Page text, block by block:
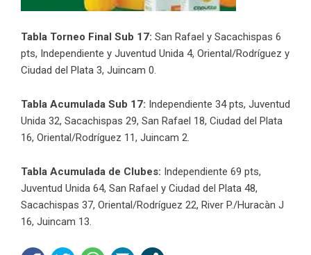
Tabla Torneo Final Sub 17: San Rafael y Sacachispas 6
pts, Independiente y Juventud Unida 4, Oriental/Rodríguez y
Ciudad del Plata 3, Juincam 0.
Tabla Acumulada Sub 17: Independiente 34 pts, Juventud
Unida 32, Sacachispas 29, San Rafael 18, Ciudad del Plata
16, Oriental/Rodríguez 11, Juincam 2.
Tabla Acumulada de Clubes: Independiente 69 pts,
Juventud Unida 64, San Rafael y Ciudad del Plata 48,
Sacachispas 37, Oriental/Rodríguez 22, River P./Huracàn J
16, Juincam 13.